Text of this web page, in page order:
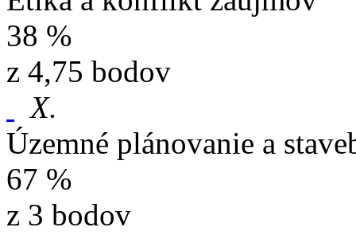
38 %
z 4,75 bodov
X.
Územné plánovanie a
67 %
z 3 bodov